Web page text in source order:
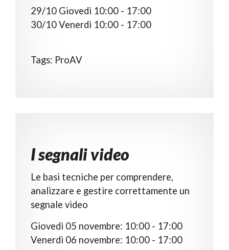
29/10 Giovedì 10:00 - 17:00
30/10 Venerdì 10:00 - 17:00
Tags: ProAV
I segnali video
Le basi tecniche per comprendere,
analizzare e gestire correttamente un
segnale video
Giovedì 05 novembre: 10:00 - 17:00
Venerdì 06 novembre: 10:00 - 17:00